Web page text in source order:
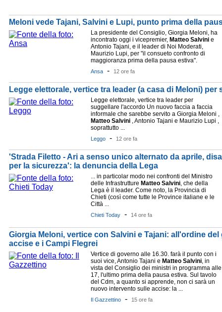
Meloni vede Tajani, Salvini e Lupi, punto prima della
La presidente del Consiglio, Giorgia Meloni, ha
incontrato oggi i vicepremier, Matteo Salvini e
Antonio Tajani, e il leader di Noi Moderati,
Maurizio Lupi, per "il consueto confronto di
maggioranza prima della pausa estiva".
Ansa - 12 ore fa
Legge elettorale, vertice tra leader (a casa di Meloni)
Legge elettorale, vertice tra leader per
suggellare l'accordo Un nuovo faccia a faccia
informale che sarebbe servito a Giorgia Meloni ,
Matteo Salvini , Antonio Tajani e Maurizio Lupi ,
soprattutto ...
Leggo - 12 ore fa
'Strada Filetto - Ari a senso unico alternato da aprile,
per la sicurezza': la denuncia della Lega
... in particolar modo nei confronti del Ministro
delle Infrastrutture Matteo Salvini, che della
Lega è il leader. Come noto, la Provincia di
Chieti (così come tutte le Province italiane e le
Città ...
Chieti Today - 14 ore fa
Giorgia Meloni, vertice con Salvini e Tajani: all'ordine
accise e i Campi Flegrei
Vertice di governo alle 16.30. farà il punto con i
suoi vice, Antonio Tajani e Matteo Salvini, in
vista del Consiglio dei ministri in programma alle
17, l'ultimo prima della pausa estiva. Sul tavolo
del Cdm, a quanto si apprende, non ci sarà un
nuovo intervento sulle accise: la ...
Il Gazzettino - 15 ore fa